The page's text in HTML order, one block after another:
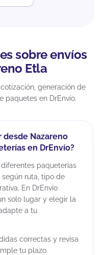
sobre envíos
Etla
generación de
paquetes en DrEnvío.
desde Nazareno
en DrEnvío?
paqueterías
ruta, tipo de
En DrEnvío
solo lugar y elegir la
a tu
correctas y revisa
tu plazo.